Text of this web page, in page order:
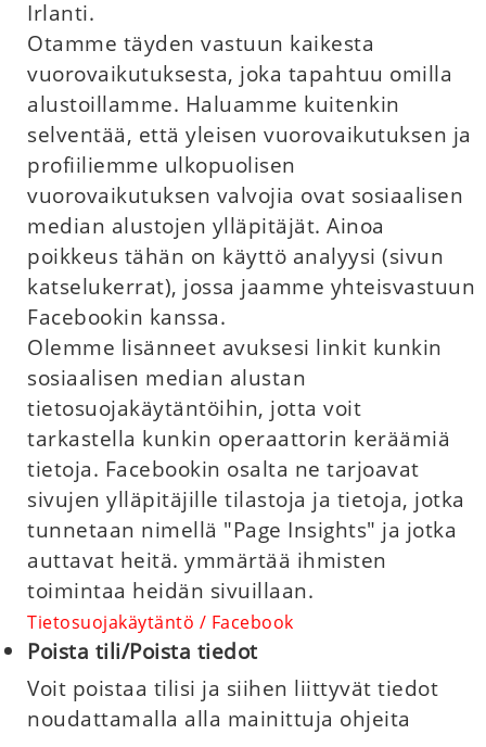
Irlanti.
Otamme täyden vastuun kaikesta
vuorovaikutuksesta, joka tapahtuu omilla
alustoillamme. Haluamme kuitenkin
selventää, että yleisen vuorovaikutuksen ja
profiiliemme ulkopuolisen
vuorovaikutuksen valvojia ovat sosiaalisen
median alustojen ylläpitäjät. Ainoa
poikkeus tähän on käyttö analyysi (sivun
katselukerrat), jossa jaamme yhteisvastuun
Facebookin kanssa.
Olemme lisänneet avuksesi linkit kunkin
sosiaalisen median alustan
tietosuojakäytäntöihin, jotta voit
tarkastella kunkin operaattorin keräämiä
tietoja. Facebookin osalta ne tarjoavat
sivujen ylläpitäjille tilastoja ja tietoja, jotka
tunnetaan nimellä "Page Insights" ja jotka
auttavat heitä. ymmärtää ihmisten
toimintaa heidän sivuillaan.
Tietosuojakäytäntö / Facebook
Poista tili/Poista tiedot
Voit poistaa tilisi ja siihen liittyvät tiedot
noudattamalla alla mainittuja ohjeita